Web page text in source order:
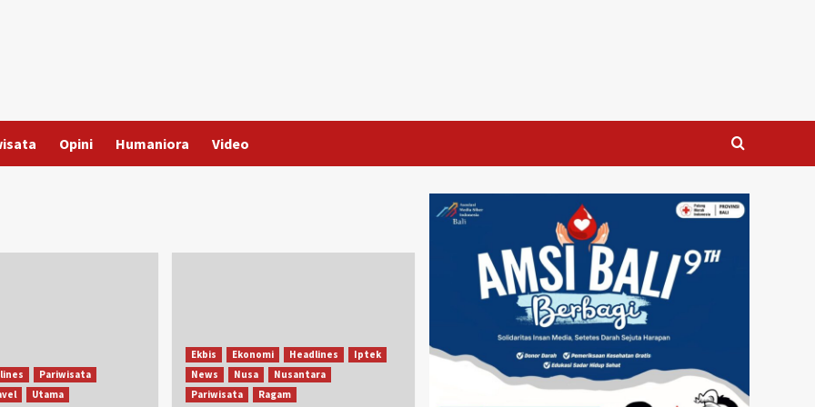
Opini Humaniora Video
Pariwisata
Utama
Ekbis Ekonomi Headlines
Iptek
News
Nusa
Nusantara
Pariwisata
Ragam